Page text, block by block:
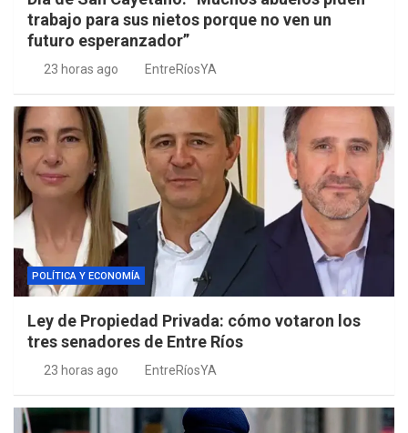
trabajo para sus nietos porque no ven un
futuro esperanzador”
23 horas ago EntreRíosYA
POLÍTICA Y ECONOMÍA
Ley de Propiedad Privada: cómo votaron los
tres senadores de Entre Ríos
23 horas ago EntreRíosYA